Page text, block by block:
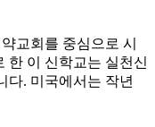
교회를 중심으로 시
한 이 신학교는 실천신
다. 미국에서는 작년